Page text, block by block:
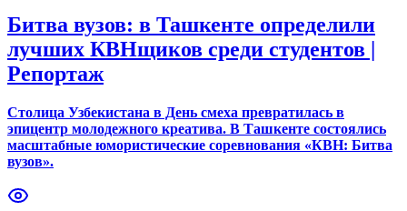
Битва вузов: в Ташкенте определили
лучших КВНщиков среди студентов |
Репортаж
Столица Узбекистана в День смеха превратилась в
эпицентр молодежного креатива. В Ташкенте состоялись
масштабные юмористические соревнования «КВН: Битва
вузов».